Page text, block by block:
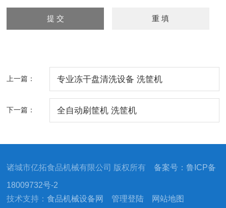
上一篇： 专业冻干盘清洗设备 洗筐机
下一篇： 全自动刷筐机 洗筐机
诸城市亿拓食品机械有限公司 版权所有备案号：鲁ICP备
18009732号-2
技术支持：食品机械设备网 管理登陆 网站地图